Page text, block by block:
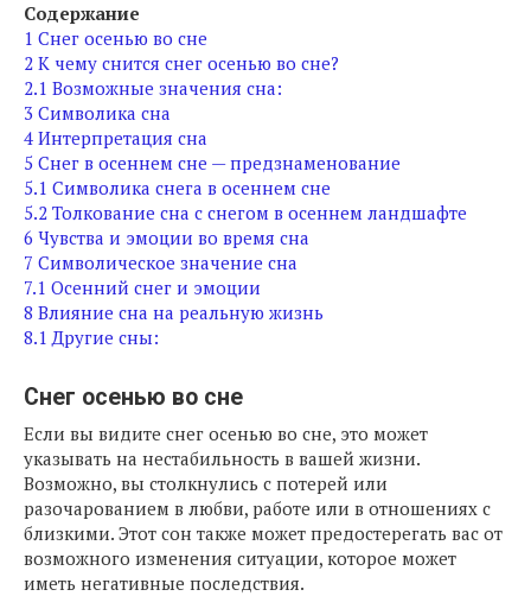
Содержание
1 Снег осенью во сне
2 К чему снится снег осенью во сне?
2.1 Возможные значения сна:
3 Символика сна
4 Интерпретация сна
5 Снег в осеннем сне — предзнаменование
5.1 Символика снега в осеннем сне
5.2 Толкование сна с снегом в осеннем ландшафте
6 Чувства и эмоции во время сна
7 Символическое значение сна
7.1 Осенний снег и эмоции
8 Влияние сна на реальную жизнь
8.1 Другие сны:
Снег осенью во сне
Если вы видите снег осенью во сне, это может
указывать на нестабильность в вашей жизни.
Возможно, вы столкнулись с потерей или
разочарованием в любви, работе или в отношениях с
близкими. Этот сон также может предостерегать вас от
возможного изменения ситуации, которое может
иметь негативные последствия.